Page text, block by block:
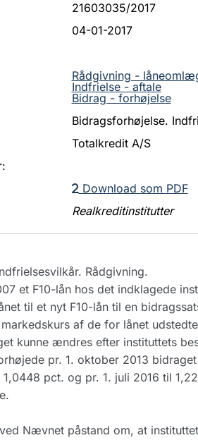
21603035/2017
04-01-2017
Rådgivning -
Indfrielse - aftale
Bidrag - forhøjelse
Bidragsforhøjelse.
Totalkredit A/S
Download som PDF
Realkreditinstitutter
Rådgivning.
et F10-lån hos det indklagede
til et nyt F10-lån til en
af de for lånet
kunne ændres efter instituttets
pr. 1. oktober 2013
1,0448 pct. og pr. 1. juli 2016 til
Nævnet påstand om, at